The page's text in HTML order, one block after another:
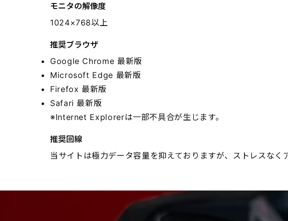
モニタの解像度
1024×768以上
推奨ブラウザ
Google Chrome 最新版
Microsoft Edge 最新版
Firefox 最新版
Safari 最新版
※Internet Explorerは一部不具合が生じます。
推奨回線
当サイトは極力データ容量を抑えておりますが、ストレスなく